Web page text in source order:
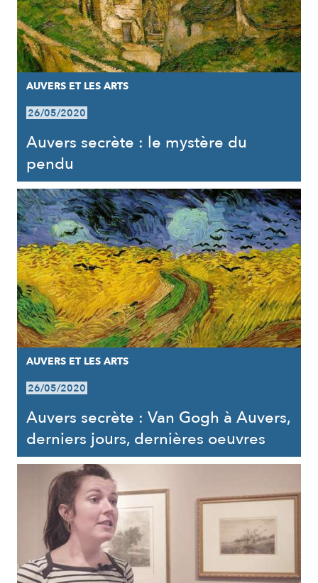
AUVERS ET LES ARTS
26/05/2020
Auvers secrète : le mystère du
pendu
AUVERS ET LES ARTS
26/05/2020
Auvers secrète : Van Gogh à Auvers,
derniers jours, dernières oeuvres